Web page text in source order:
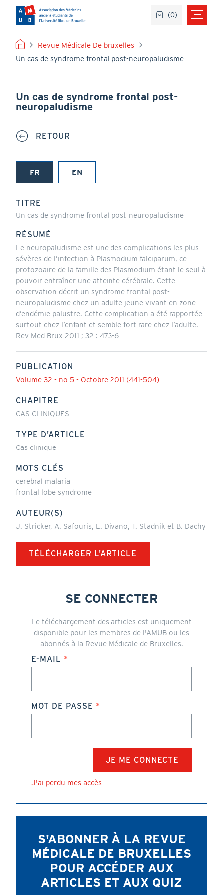
contenu
principal
FIL
D'ARIANE
Revue Médicale De bruxelles
Un cas de syndrome frontal post-neuropaludisme
Un cas de syndrome frontal post-
neuropaludisme
RETOUR
FR
(onglet
EN
TITRE
Un cas de syndrome frontal post-neuropaludisme
RÉSUMÉ
Le neuropaludisme est une des complications les plus
sévères de l’infection à Plasmodium falciparum, ce
protozoaire de la famille des Plasmodium étant le seul à
pouvoir entraîner une atteinte cérébrale. Cette
observation décrit un syndrome frontal post-
neuropaludisme chez un adulte jeune vivant en zone
d’endémie palustre. Cette complication a été rapportée
surtout chez l’enfant et semble fort rare chez l’adulte.
Rev Med Brux 2011 ; 32 : 473-6
PUBLICATION
Volume 32 - no 5 - Octobre 2011 (441-504)
CHAPITRE
CAS CLINIQUES
TYPE D'ARTICLE
Cas clinique
MOTS CLÉS
cerebral malaria
frontal lobe syndrome
AUTEUR(S)
J. Stricker, A. Safouris, L. Divano, T. Stadnik et B. Dachy
TÉLÉCHARGER L'ARTICLE
SE CONNECTER
Le téléchargement des articles est uniquement
disponible pour les membres de l'AMUB ou les
abonnés à la Revue Médicale de Bruxelles.
E-MAIL
MOT DE PASSE
J'ai perdu mes accès
S'ABONNER À LA REVUE
MÉDICALE DE BRUXELLES
POUR ACCÉDER AUX
ARTICLES ET AUX QUIZ
(0)